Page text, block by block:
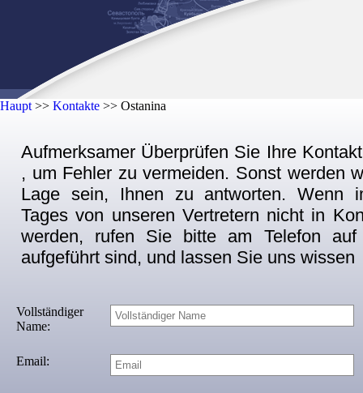
Haupt >> Kontakte >> Ostanina
Aufmerksamer Überprüfen Sie Ihre
, um Fehler zu vermeiden. Sonst werden
Lage sein, Ihnen zu antworten. Wenn
Tages von unseren Vertretern nicht in
werden, rufen Sie bitte am Telefon
aufgeführt sind, und lassen Sie uns wissen
Vollständiger
Name:
Email: